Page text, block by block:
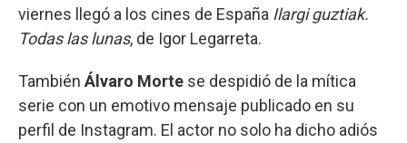
viernes llegó a los cines de España Ilargi guztiak.
Todas las lunas, de Igor Legarreta.
También Álvaro Morte se despidió de la mítica
serie con un emotivo mensaje publicado en su
perfil de Instagram. El actor no solo ha dicho adiós